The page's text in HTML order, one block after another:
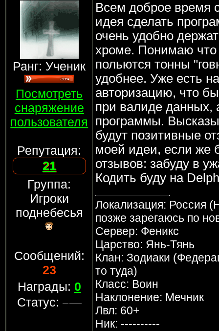
Ранг: Ученик
Посмотреть
снаряжение
пользователя
Репутация:
21
Группа:
Игроки
поднебесья
Сообщений:
23
Награды: 0
Статус:
Всем доброе время
идея сделать
очень удобно
хроме. Понимаю что
польются тонны
удобнее. Уже есть
авторизацию, что
при валиде данных,
программы.
будут позитивные
моей идеи, если же
отзывов: забуду в
Кодить буду на
Локализация: Россия
позже зарегаюсь по
Сервер: Феникс
Царство: Янь-Тянь
Клан: Зодиаки
то туда)
Класс: Воин
Наклонение: Мечник
Лвл: 60+
Ник: ----------